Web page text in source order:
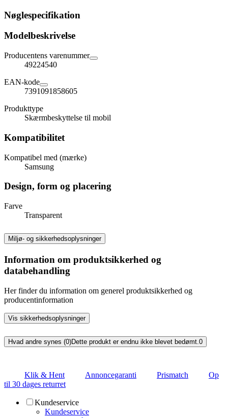
Nøglespecifikation
Modelbeskrivelse
Producentens varenummer
49224540
EAN-kode
7391091858605
Produkttype
Skærmbeskyttelse til mobil
Kompatibilitet
Kompatibel med (mærke)
Samsung
Design, form og placering
Farve
Transparent
Miljø- og sikkerhedsoplysninger
Information om produktsikkerhed og
databehandling
Her finder du information om generel produktsikkerhed og
producentinformation
Vis sikkerhedsoplysninger
Hvad andre synes (0)Dette produkt er endnu ikke blevet bedømt.0
Klik & Hent Annoncegaranti Prismatch
Op
til 30 dages returret
Kundeservice
Kundeservice